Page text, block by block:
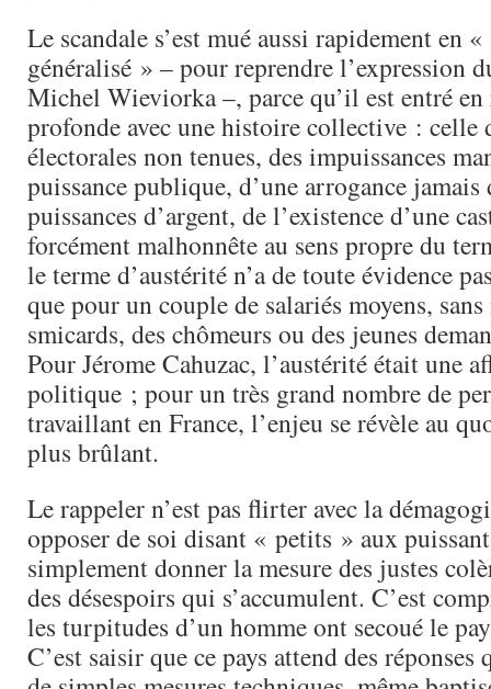
Le scandale s’est mué aussi rapidement en «
généralisé » – pour reprendre l’expression
Michel Wieviorka –, parce qu’il est entré en
profonde avec une histoire collective : celle
électorales non tenues, des impuissances
puissance publique, d’une arrogance jamais
puissances d’argent, de l’existence d’une
forcément malhonnête au sens propre du
le terme d’austérité n’a de toute évidence
que pour un couple de salariés moyens,
smicards, des chômeurs ou des jeunes
Pour Jérome Cahuzac, l’austérité était une
politique ; pour un très grand nombre de
travaillant en France, l’enjeu se révèle au
plus brûlant.
Le rappeler n’est pas flirter avec la
opposer de soi disant « petits » aux
simplement donner la mesure des justes
des désespoirs qui s’accumulent. C’est
les turpitudes d’un homme ont secoué le
C’est saisir que ce pays attend des